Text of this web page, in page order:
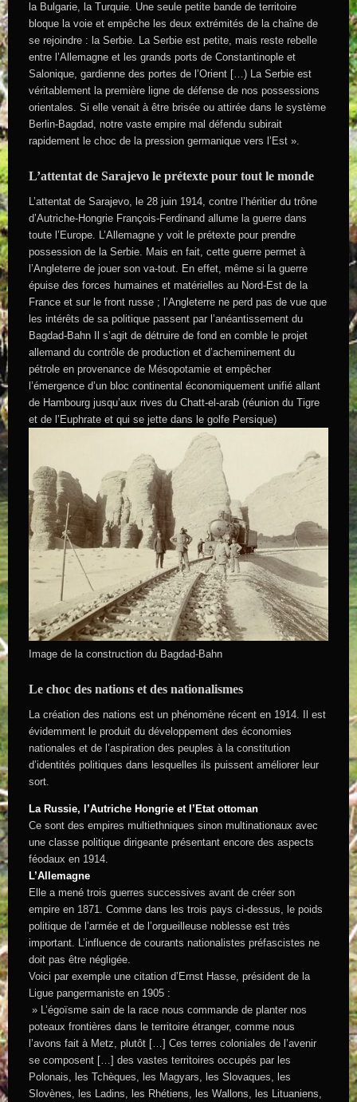
la Bulgarie, la Turquie. Une seule petite bande de territoire
bloque la voie et empêche les deux extrémités de la chaîne de
se rejoindre : la Serbie. La Serbie est petite, mais reste rebelle
entre l’Allemagne et les grands ports de Constantinople et
Salonique, gardienne des portes de l’Orient […) La Serbie est
véritablement la première ligne de défense de nos possessions
orientales. Si elle venait à être brisée ou attirée dans le système
Berlin-Bagdad, notre vaste empire mal défendu subirait
rapidement le choc de la pression germanique vers l’Est ».
L’attentat de Sarajevo le prétexte pour tout le monde
L’attentat de Sarajevo, le 28 juin 1914, contre l’héritier du trône
d’Autriche-Hongrie François-Ferdinand allume la guerre dans
toute l’Europe. L’Allemagne y voit le prétexte pour prendre
possession de la Serbie. Mais en fait, cette guerre permet à
l’Angleterre de jouer son va-tout. En effet, même si la guerre
épuise des forces humaines et matérielles au Nord-Est de la
France et sur le front russe ; l’Angleterre ne perd pas de vue que
les intérêts de sa politique passent par l’anéantissement du
Bagdad-Bahn Il s’agit de détruire de fond en comble le projet
allemand du contrôle de production et d’acheminement du
pétrole en provenance de Mésopotamie et empêcher
l’émergence d’un bloc continental économiquement unifié allant
de Hambourg jusqu’aux rives du Chatt-el-arab (réunion du Tigre
et de l’Euphrate et qui se jette dans le golfe Persique)
Image de la construction du Bagdad-Bahn
Le choc des nations et des nationalismes
La création des nations est un phénomène récent en 1914. Il est
évidemment le produit du développement des économies
nationales et de l’aspiration des peuples à la constitution
d’identités politiques dans lesquelles ils puissent améliorer leur
sort.
La Russie, l’Autriche Hongrie et l’Etat ottoman
Ce sont des empires multiethniques sinon multinationaux avec
une classe politique dirigeante présentant encore des aspects
féodaux en 1914.
L’Allemagne
Elle a mené trois guerres successives avant de créer son
empire en 1871. Comme dans les trois pays ci-dessus, le poids
politique de l’armée et de l’orgueilleuse noblesse est très
important. L’influence de courants nationalistes préfascistes ne
doit pas être négligée.
Voici par exemple une citation d’Ernst Hasse, président de la
Ligue pangermaniste en 1905 :
» L’égoïsme sain de la race nous commande de planter nos
poteaux frontières dans le territoire étranger, comme nous
l’avons fait à Metz, plutôt […] Ces terres coloniales de l’avenir
se composent […] des vastes territoires occupés par les
Polonais, les Tchèques, les Magyars, les Slovaques, les
Slovènes, les Ladins, les Rhétiens, les Wallons, les Lituaniens,